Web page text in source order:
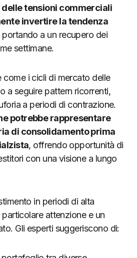
tensioni commerciali
invertire la tendenza
portando a un recupero dei
settimane.
come i cicli di mercato delle
a seguire pattern ricorrenti,
a periodi di contrazione.
potrebbe rappresentare
di consolidamento prima
, offrendo opportunità di
con una visione a lungo
in periodi di alta
attenzione e un
Gli esperti suggeriscono di: